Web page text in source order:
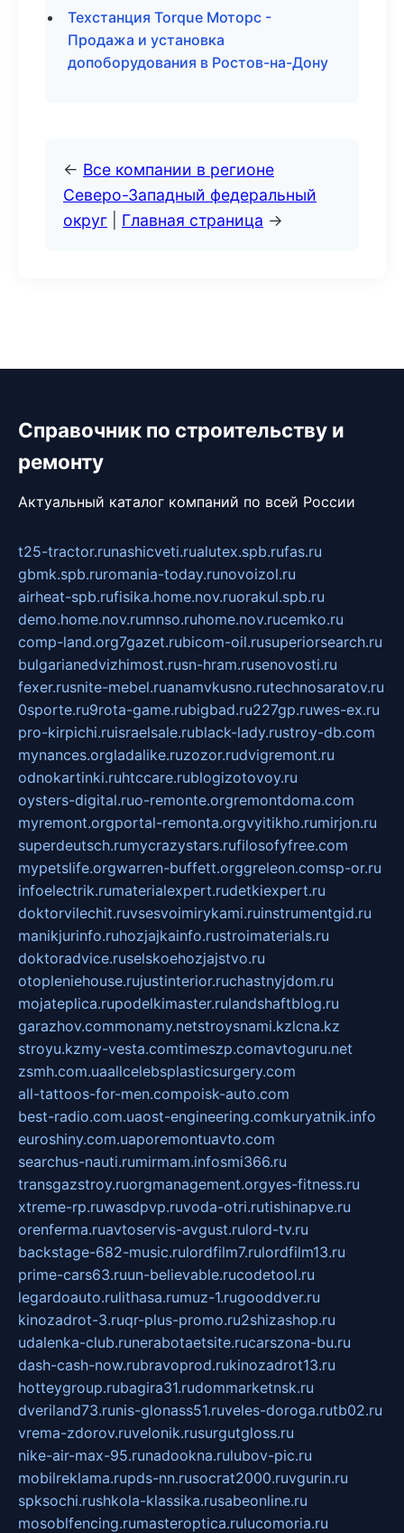
Техстанция Torque Моторс -
Продажа и установка
допоборудования в Ростов-на-Дону
← Все компании в регионе
Северо-Западный федеральный
округ
Главная страница →
Справочник по строительству и
ремонту
Актуальный каталог компаний по всей России
t25-tractor.runashicveti.rualutex.spb.rufas.ru
gbmk.spb.ruromania-today.runovoizol.ru
airheat-spb.rufisika.home.nov.ruorakul.spb.ru
demo.home.nov.rumnso.ruhome.nov.rucemko.ru
comp-land.org7gazet.rubicom-oil.rusuperiorsearch.ru
bulgarianedvizhimost.rusn-hram.rusenovosti.ru
fexer.rusnite-mebel.ruanamvkusno.rutechnosaratov.ru
0sporte.ru9rota-game.rubigbad.ru227gp.ruwes-ex.ru
pro-kirpichi.ruisraelsale.rublack-lady.rustroy-db.com
mynances.orgladalike.ruzozor.rudvigremont.ru
odnokartinki.ruhtccare.rublogizotovoy.ru
oysters-digital.ruo-remonte.orgremontdoma.com
myremont.orgportal-remonta.orgvyitikho.rumirjon.ru
superdeutsch.rumycrazystars.rufilosofyfree.com
mypetslife.orgwarren-buffett.orggreleon.comsp-or.ru
infoelectrik.rumaterialexpert.rudetkiexpert.ru
doktorvilechit.ruvsesvoimirykami.ruinstrumentgid.ru
manikjurinfo.ruhozjajkainfo.rustroimaterials.ru
doktoradvice.ruselskoehozjajstvo.ru
otopleniehouse.rujustinterior.ruchastnyjdom.ru
mojateplica.rupodelkimaster.rulandshaftblog.ru
garazhov.commonamy.netstroysnami.kzlcna.kz
stroyu.kzmy-vesta.comtimeszp.comavtoguru.net
zsmh.com.uaallcelebsplasticsurgery.com
all-tattoos-for-men.compoisk-auto.com
best-radio.com.uaost-engineering.comkuryatnik.info
euroshiny.com.uaporemontuavto.com
searchus-nauti.rumirmam.infosmi366.ru
transgazstroy.ruorgmanagement.orgyes-fitness.ru
xtreme-rp.ruwasdpvp.ruvoda-otri.rutishinapve.ru
orenferma.ruavtoservis-avgust.rulord-tv.ru
backstage-682-music.rulordfilm7.rulordfilm13.ru
prime-cars63.ruun-believable.rucodetool.ru
legardoauto.rulithasa.rumuz-1.rugooddver.ru
kinozadrot-3.ruqr-plus-promo.ru2shizashop.ru
udalenka-club.runerabotaetsite.rucarszona-bu.ru
dash-cash-now.rubravoprod.rukinozadrot13.ru
hotteygroup.rubagira31.rudommarketnsk.ru
dveriland73.runis-glonass51.ruveles-doroga.rutb02.ru
vrema-zdorov.ruvelonik.rusurgutgloss.ru
nike-air-max-95.runadookna.rulubov-pic.ru
mobilreklama.rupds-nn.rusocrat2000.ruvgurin.ru
spksochi.rushkola-klassika.rusabeonline.ru
mosoblfencing.rumasteroptica.rulucomoria.ru